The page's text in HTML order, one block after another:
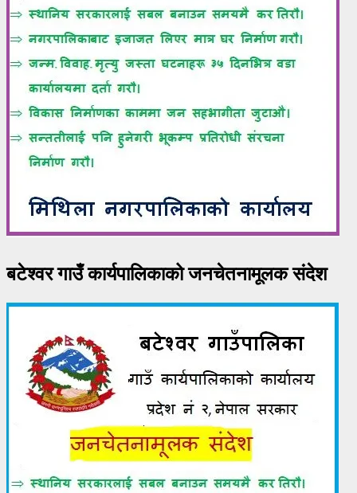
बटेश्वर गाउँ कार्यपालिकाको जनचेतनामूलक संदेश